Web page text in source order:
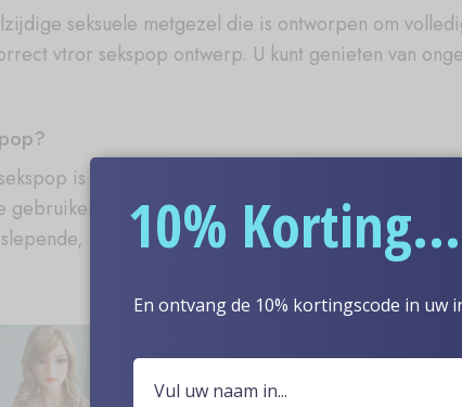
seksuele metgezel die is ontworpen om
vtror sekspop ontwerp. U kunt genieten van
is een zeer eenvoudige taak. Omdat deze
zo dicht mogelijk bij het
diep bevredigende seksuele ervaring met je
10% Korting...
En ontvang de 10% kortingscode in uw